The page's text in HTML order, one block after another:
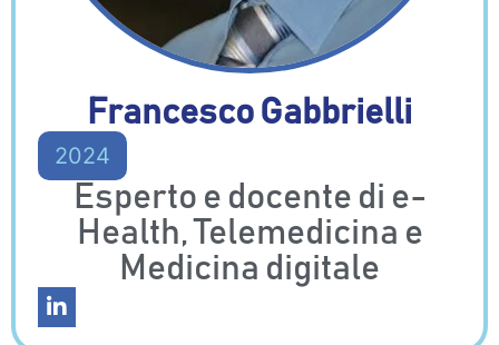
Francesco Gabbrielli
2024
Esperto e docente di e-
Health, Telemedicina e
Medicina digitale